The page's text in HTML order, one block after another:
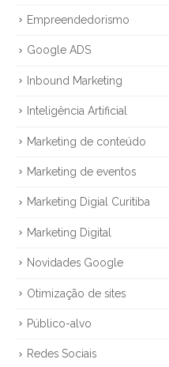
Empreendedorismo
Google ADS
Inbound Marketing
Inteligência Artificial
Marketing de conteúdo
Marketing de eventos
Marketing Digial Curitiba
Marketing Digital
Novidades Google
Otimização de sites
Público-alvo
Redes Sociais